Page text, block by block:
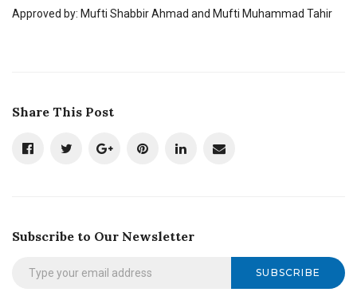
Approved by: Mufti Shabbir Ahmad and Mufti Muhammad Tahir
Share This Post
Subscribe to Our Newsletter
SUBSCRIBE